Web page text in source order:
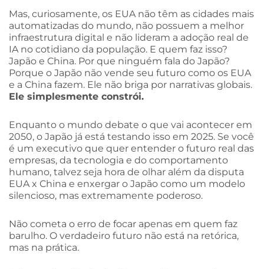
Mas, curiosamente, os EUA não têm as cidades mais
automatizadas do mundo, não possuem a melhor
infraestrutura digital e não lideram a adoção real de
IA no cotidiano da população. E quem faz isso?
Japão e China. Por que ninguém fala do Japão?
Porque o Japão não vende seu futuro como os EUA
e a China fazem. Ele não briga por narrativas globais.
Ele simplesmente constrói.
Enquanto o mundo debate o que vai acontecer em
2050, o Japão já está testando isso em 2025. Se você
é um executivo que quer entender o futuro real das
empresas, da tecnologia e do comportamento
humano, talvez seja hora de olhar além da disputa
EUA x China e enxergar o Japão como um modelo
silencioso, mas extremamente poderoso.
Não cometa o erro de focar apenas em quem faz
barulho. O verdadeiro futuro não está na retórica,
mas na prática.